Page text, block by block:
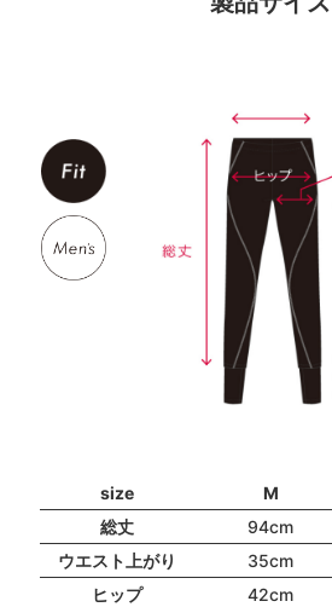
size M
総丈
94cm
ウエスト上がり
35cm
ヒップ
42cm